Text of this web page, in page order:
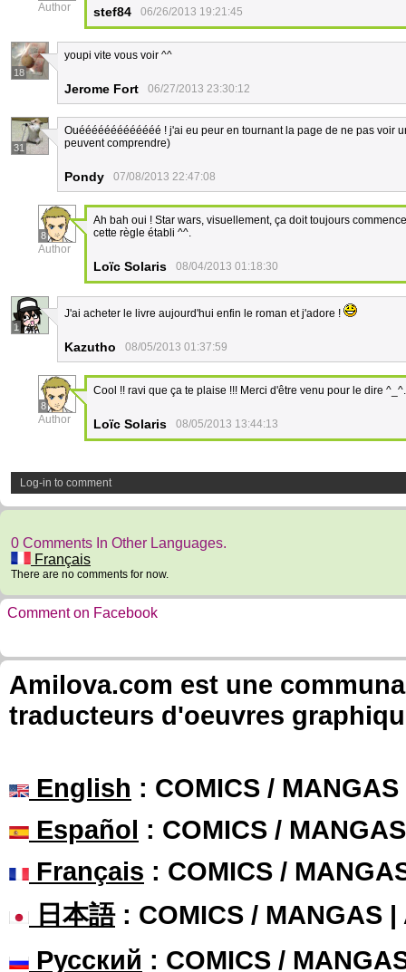
Author stef84 06/26/2013 19:21:45
18
youpi vite vous voir ^^
Jerome Fort 06/27/2013 23:30:12
31
Ouééééééééééééé ! j'ai eu peur en tournant la page de ne pas voir
peuvent comprendre)
Pondy 07/08/2013 22:47:08
8
Author
Ah bah oui ! Star wars, visuellement, ça doit toujours
cette règle établi ^^.
Loïc Solaris 08/04/2013 01:18:30
1
J'ai acheter le livre aujourd'hui enfin le roman et j'adore !
Kazutho 08/05/2013 01:37:59
8
Author
Cool !! ravi que ça te plaise !!! Merci d'être venu pour le dire ^_^.
Loïc Solaris 08/05/2013 13:44:13
Log-in to comment
0 Comments In Other Languages.
Français
There are no comments for now.
Comment on Facebook
Amilova.com est une
traducteurs d'oeuvres
English : COMICS /
Español : COMICS /
Français : COMICS /
日本語: COMICS / MANGAS |
Русский : COMICS /